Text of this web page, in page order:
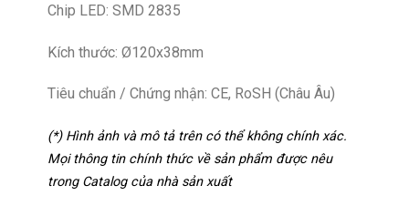
Chip LED: SMD 2835
Kích thước: Ø120x38mm
Tiêu chuẩn / Chứng nhận: CE, RoSH (Châu Âu)
(*) Hình ảnh và mô tả trên có thể không chính xác.
Mọi thông tin chính thức về sản phẩm được nêu
trong Catalog của nhà sản xuất